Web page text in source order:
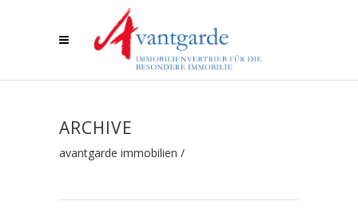
ARCHIVE
avantgarde immobilien /